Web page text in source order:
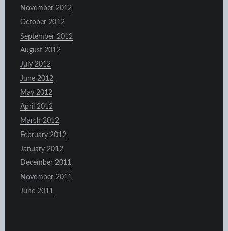
November 2012
October 2012
September 2012
August 2012
July 2012
June 2012
May 2012
April 2012
March 2012
February 2012
January 2012
December 2011
November 2011
June 2011